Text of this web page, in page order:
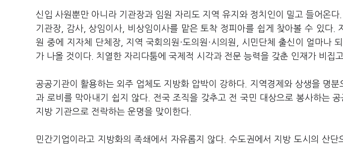
신입 사원뿐만 아니라 기관장과 임원 자리도 지역 유지와 정치인이 밀고 들어온다
기관장, 감사, 상임이사, 비상임이사를 맡은 토착 정피아를 쉽게 찾아볼 수 있다.
원 중에 지자체 단체장, 지역 국회의원·도의원·시의원, 시민단체 출신이 얼마나
가 나올 것이다. 치열한 자리다툼에 국제적 시각과 전문 능력을 갖춘 인재가 비집
공공기관이 활용하는 외주 업체도 지방화 압박이 강하다. 지역경제와 상생을 명
과 로비를 막아내기 쉽지 않다. 전국 조직을 갖추고 전 국민 대상으로 봉사하는
지방 기관으로 전락하는 운명을 맞이한다.
민간기업이라고 지방화의 족쇄에서 자유롭지 않다. 수도권에서 지방 도시의 산